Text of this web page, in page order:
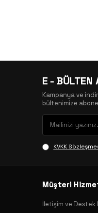
E - BÜLTEN
Kampanya ve
bültenimize
KVKK
Müşteri
İletişim ve Destek